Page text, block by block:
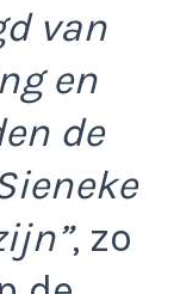
van
en
de
, zo